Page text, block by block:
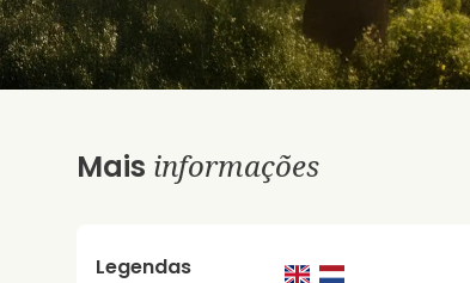
Mais informações
Legendas